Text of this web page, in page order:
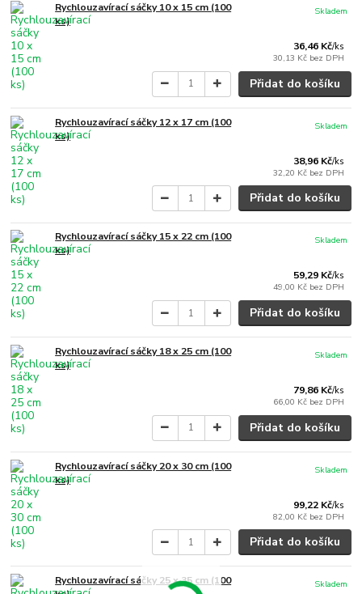
Rychlouzavírací sáčky 10 x 15 cm (100
ks)
36,46 Kč/ks
30,13 Kč bez DPH
Skladem
Přidat do košíku
Rychlouzavírací sáčky 12 x 17 cm (100
ks)
38,96 Kč/ks
32,20 Kč bez DPH
Skladem
Přidat do košíku
Rychlouzavírací sáčky 15 x 22 cm (100
ks)
59,29 Kč/ks
49,00 Kč bez DPH
Skladem
Přidat do košíku
Rychlouzavírací sáčky 18 x 25 cm (100
ks)
79,86 Kč/ks
66,00 Kč bez DPH
Skladem
Přidat do košíku
Rychlouzavírací sáčky 20 x 30 cm (100
ks)
99,22 Kč/ks
82,00 Kč bez DPH
Skladem
Přidat do košíku
Rychlouzavírací sáčky 25 x 35 cm (100
Skladem